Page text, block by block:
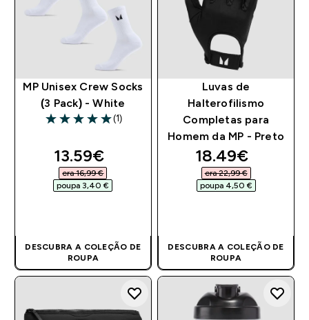
MP Unisex Crew Socks
(3 Pack) - White
5 out of 5 stars
(1)
discounted price
13.59€‎
era 16,99 €‎
poupa 3,40 €‎
DESCUBRA A COLEÇÃO DE
ROUPA
Luvas de
Halterofilismo
Completas para
Homem da MP - Preto
discounted
18.49€‎
era 22,99 €‎
poupa 4,50 €‎
DESCUBRA A COLEÇÃO DE
ROUPA